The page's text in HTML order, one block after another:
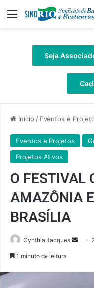
Menu
Seja
Início / Eventos e
Eventos e Projetos
Projetos Ativos
O FESTIVAL
AMAZÔNIA
BRASÍLIA
Cynthia Jacques
1 minuto de leitura